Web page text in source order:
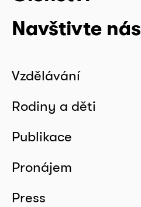
Navštivte nás
Vzdělávání
Rodiny a děti
Publikace
Pronájem
Press